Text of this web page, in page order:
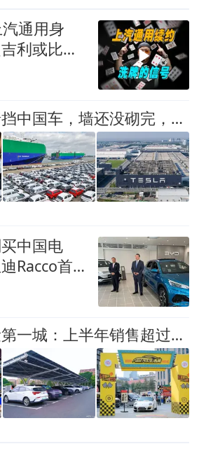
通用身
利或比亚
欧洲筑起高墙挡中国车，墙还没砌完，自己的车企翻墙找中国合作了
中国电
Racco首
？
中国汽车销量第一城：上半年销售超过26万辆，“跑赢”北上广